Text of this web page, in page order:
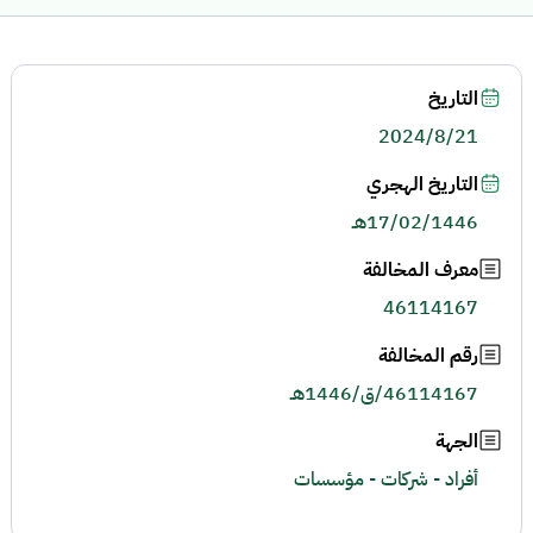
التاريخ
2024/8/21
التاريخ الهجري
17/02/1446هـ
معرف المخالفة
46114167
رقم المخالفة
46114167/ق/1446هـ
الجهة
أفراد - شركات - مؤسسات